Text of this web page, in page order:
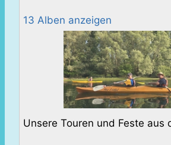
13 Alben anzeigen
Unsere Touren und Feste aus